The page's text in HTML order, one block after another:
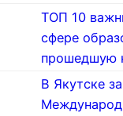
ТОП 10
сфере
прошедшую
В Якутске